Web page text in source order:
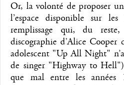
Or, la volonté de proposer
l’espace disponible sur
remplissage qui, du
discographie d’Alice Cooper
adolescent "Up All Night"
de singer "Highway to
que mal entre les